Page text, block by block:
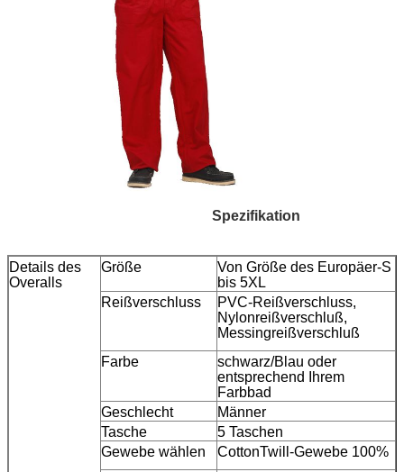
Spezifikation
Details des
Overalls
Größe
Von Größe des Europäer-S
bis 5XL
Reißverschluss
PVC-Reißverschluss,
Nylonreißverschluß,
Messingreißverschluß
Farbe
schwarz/Blau oder
entsprechend Ihrem
Farbbad
Geschlecht
Männer
Tasche
5 Taschen
Gewebe wählen
CottonTwill-Gewebe 100%